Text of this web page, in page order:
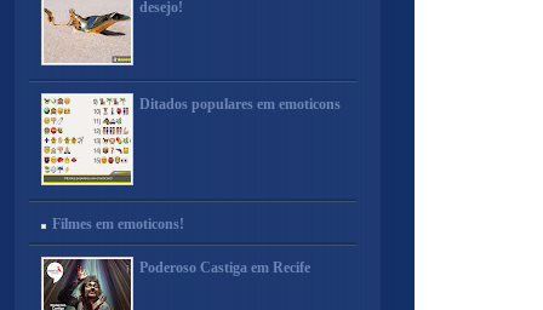
desejo!
Ditados populares em emoticons
Filmes em emoticons!
Poderoso Castiga em Recife